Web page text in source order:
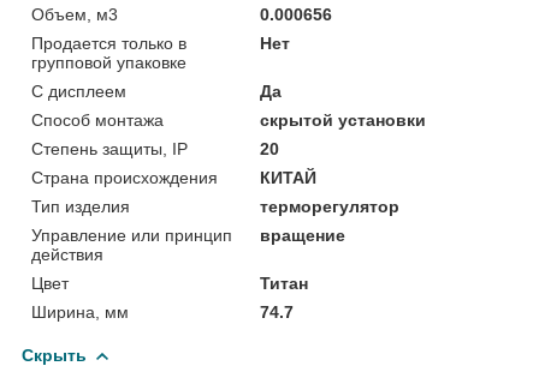
Объем, м3
0.000656
Продается только в
групповой упаковке
Нет
С дисплеем
Да
Способ монтажа
скрытой установки
Степень защиты, IP
20
Страна происхождения
КИТАЙ
Тип изделия
терморегулятор
Управление или принцип
действия
вращение
Цвет
Титан
Ширина, мм
74.7
Скрыть